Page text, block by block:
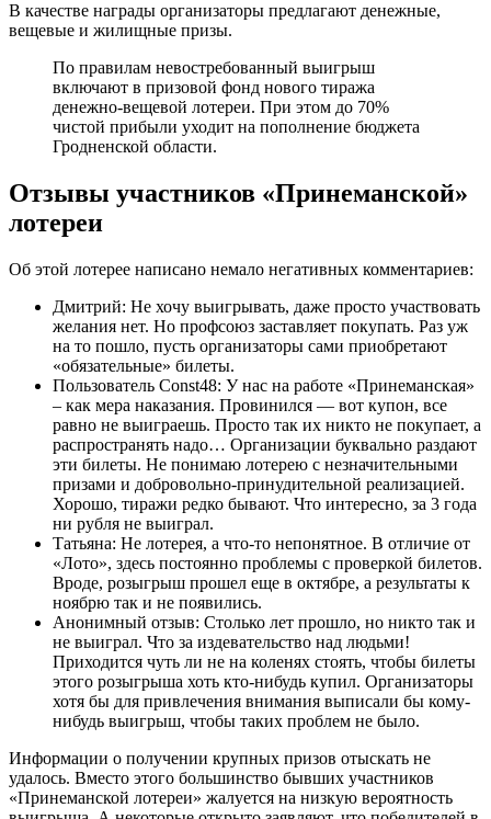
В качестве награды организаторы предлагают денежные,
вещевые и жилищные призы.
По правилам невостребованный выигрыш
включают в призовой фонд нового тиража
денежно-вещевой лотереи. При этом до 70%
чистой прибыли уходит на пополнение бюджета
Гродненской области.
Отзывы участников «Принеманской»
лотереи
Об этой лотерее написано немало негативных комментариев:
Дмитрий: Не хочу выигрывать, даже просто участвовать
желания нет. Но профсоюз заставляет покупать. Раз уж
на то пошло, пусть организаторы сами приобретают
«обязательные» билеты.
Пользователь Const48: У нас на работе «Принеманская»
– как мера наказания. Провинился — вот купон, все
равно не выиграешь. Просто так их никто не покупает, а
распространять надо… Организации буквально раздают
эти билеты. Не понимаю лотерею с незначительными
призами и добровольно-принудительной реализацией.
Хорошо, тиражи редко бывают. Что интересно, за 3 года
ни рубля не выиграл.
Татьяна: Не лотерея, а что-то непонятное. В отличие от
«Лото», здесь постоянно проблемы с проверкой билетов.
Вроде, розыгрыш прошел еще в октябре, а результаты к
ноябрю так и не появились.
Анонимный отзыв: Столько лет прошло, но никто так и
не выиграл. Что за издевательство над людьми!
Приходится чуть ли не на коленях стоять, чтобы билеты
этого розыгрыша хоть кто-нибудь купил. Организаторы
хотя бы для привлечения внимания выписали бы кому-
нибудь выигрыш, чтобы таких проблем не было.
Информации о получении крупных призов отыскать не
удалось. Вместо этого большинство бывших участников
«Принеманской лотереи» жалуется на низкую вероятность